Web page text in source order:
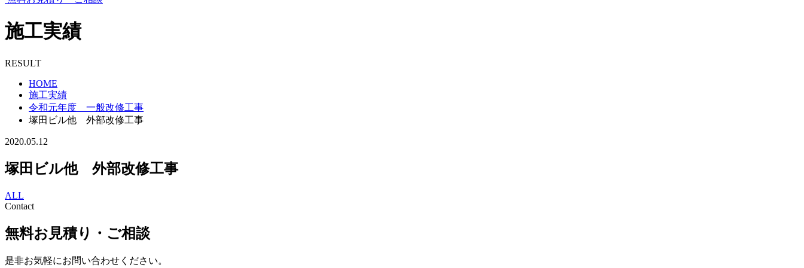
施工実績
RESULT
HOME
施工実績
令和元年度 一般改修工事
塚田ビル他 外部改修工事
2020.05.12
塚田ビル他 外部改修工事
ALL
Contact
無料お見積り・ご相談
是非お気軽にお問い合わせください。